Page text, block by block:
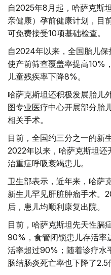
自2025年8月起，哈萨克斯
亲健康）孕前健康计划，目
可免费接受10项基础检查。
自2024年以来，全国胎儿保
使产前筛查覆盖率提高10%
儿童残疾率下降8%。
哈萨克斯坦还积极发展胎儿
图专业医疗中心开展部分胎
相关手术。
目前，全国约三分之一的新
2022年以来，哈萨克斯坦还
治重症呼吸衰竭患儿。
卫生部表示，近年来，哈萨
新生儿罕见肝脏肿瘤手术。
后，患儿均顺利康复出院。
目前，哈萨克斯坦先天性膈
90%，食管闭锁患儿存活
活率超过90%；随着诊疗水
肠结肠炎死亡率也下降了2.5